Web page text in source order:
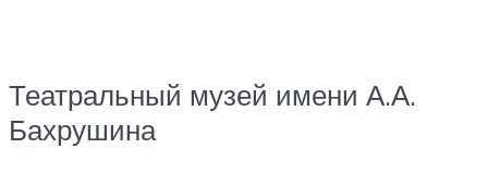
Театральный музей имени А.А.
Бахрушина